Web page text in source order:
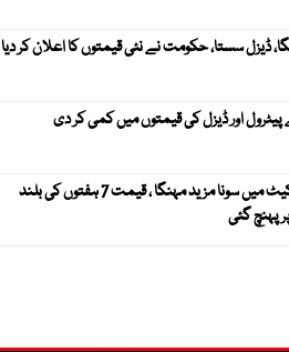
ڈیزل سستا، حکومت نے نئی قیمتوں کا اعلان کر دیا
اور ڈیزل کی قیمتوں میں کمی کر دی
عالمی مارکیٹ میں سونا مزید مہنگا ، قیمت 7 ہفتوں کی بلند
پہنچ گئی